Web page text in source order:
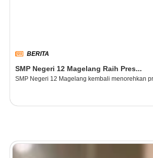
BERITA
SMP Negeri 12 Magelang Raih Pres...
SMP Negeri 12 Magelang kembali menorehkan